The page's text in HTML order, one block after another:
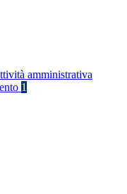
amministrativa
1